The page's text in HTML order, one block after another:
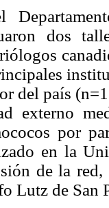
dos
del país
externo
por
en la
de la
Lutz de San